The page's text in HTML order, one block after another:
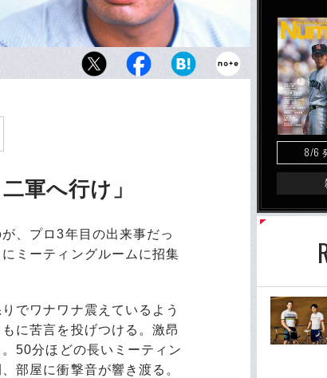
年に監督就任2年目で中日を優勝に導いた“闘将”星野
軍へ行け」
、プロ3年目の出来事だっ
ミーティングルームに招集
でワナワナ震えているよう
に苦言を投げつける。激昂
50分ほどの長いミーティン
部屋に衝撃音が響き渡る。
8/6